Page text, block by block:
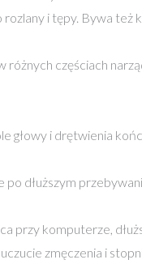
i tępy. Bywa też
częściach
głowy i drętwienia
po dłuższym
przy komputerze,
zmęczenia i